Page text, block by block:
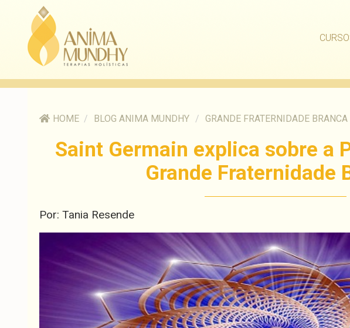
HOME / BLOG ANIMA MUNDHY / GRANDE FRATERNIDADE BRANCA
Saint Germain explica sobre a
Grande Fraternidade
Por: Tania Resende